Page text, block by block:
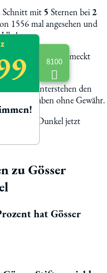
Schnitt mit 5 Sternen bei 2
1556 mal angesehen und
Uhr!
dem schmeckt
Logos unterstehen den
Alle Angaben ohne Gewähr.
8100
zwickl Dunkel jetzt
zu Gösser
hat Gösser